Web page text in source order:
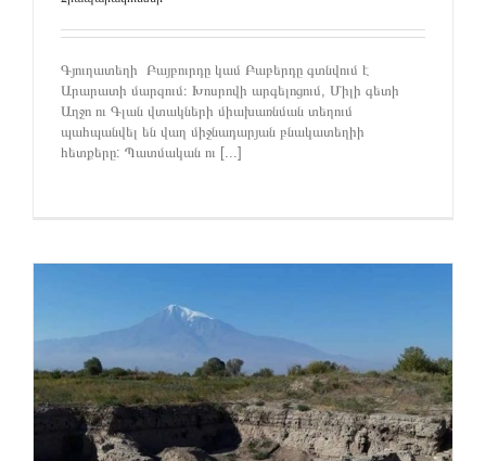
Գյուղատեղի Բայբուրդը կամ Բաբերդը գտնվում է
Արարատի մարզում։ Խոսրովի արգելոցում, Միլի գետի
Աղջո ու Գլան վտակների միախառնման տեղում
պահպանվել են վաղ միջնադարյան բնակատեղիի
հետքերը: Պատմական ու [...]